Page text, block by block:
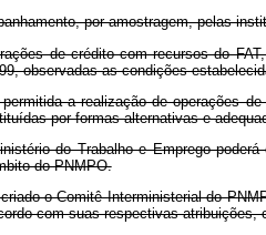
por amostragem, pelas
de crédito com recursos do
observadas as condições
a realização de operações
por formas alternativas e
do Trabalho e Emprego
do PNMPO.
o Comitê Interministerial do
com suas respectivas